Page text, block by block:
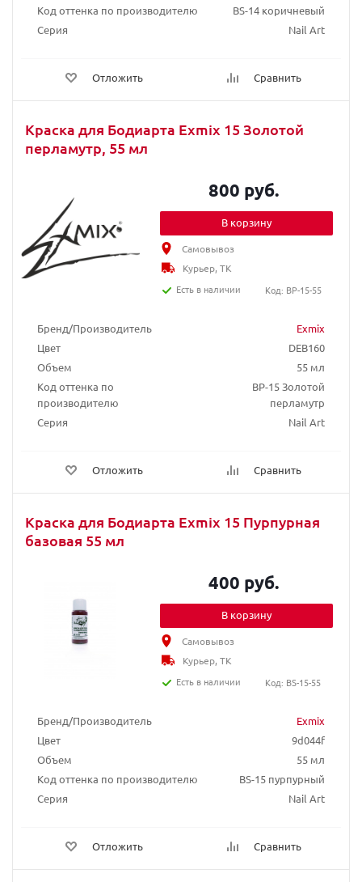
Код оттенка по производителю
BS-14 коричневый
Серия
Nail Art
Отложить Сравнить
Краска для Бодиарта Exmix 15 Золотой
перламутр, 55 мл
Бренд/Производитель
Exmix
Цвет
DEB160
Объем
55 мл
Код оттенка по
производителю
BP-15 Золотой
перламутр
Серия
Nail Art
Отложить Сравнить
800 руб.
В корзину
Самовывоз
Курьер, ТК
Есть в наличии
Код: BP-15-55
Краска для Бодиарта Exmix 15 Пурпурная
базовая 55 мл
Бренд/Производитель
Exmix
Цвет
9d044f
Объем
55 мл
Код оттенка по производителю
BS-15 пурпурный
Серия
Nail Art
Отложить Сравнить
400 руб.
В корзину
Самовывоз
Курьер, ТК
Есть в наличии
Код: BS-15-55